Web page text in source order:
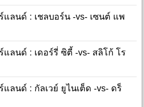
แลนด์ : เชลบอร์น -vs- เซนต์ แพ
แลนด์ : เดอร์รี่ ซิตี้ -vs- สลิโก้ โร
แลนด์ : กัลเวย์ ยูไนเต็ด -vs- ดร็